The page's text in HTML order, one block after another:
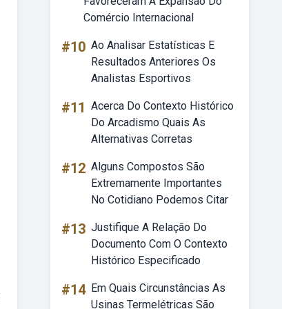
Comércio Internacional
#10 Ao Analisar Estatísticas E
Resultados Anteriores Os
Analistas Esportivos
#11 Acerca Do Contexto Histórico
Do Arcadismo Quais As
Alternativas Corretas
#12 Alguns Compostos São
Extremamente Importantes
No Cotidiano Podemos Citar
#13 Justifique A Relação Do
Documento Com O Contexto
Histórico Especificado
#14 Em Quais Circunstâncias As
Usinas Termelétricas São